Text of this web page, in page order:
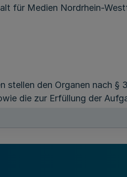
für Medien Nordrhein-
stellen den Organen nach
die zur Erfüllung der